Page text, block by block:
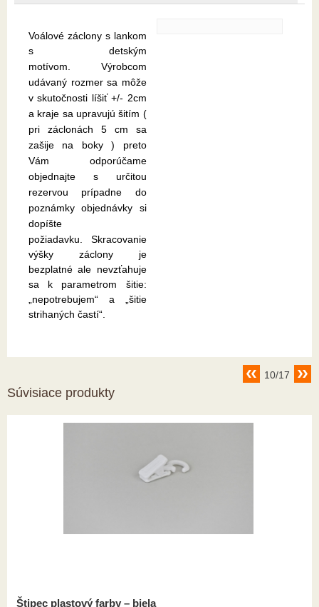
Voálové záclony s lankom
s detským
motívom.
Výrobcom
udávaný rozmer sa môže
v skutočnosti líšiť +/- 2cm
a kraje sa upravujú šitím (
pri záclonách 5 cm sa
zašije na boky ) preto
Vám odporúčame
objednajte s určitou
rezervou prípadne do
poznámky objednávky si
dopíšte
požiadavku. Skracovanie
výšky záclony je
bezplatné ale nevzťahuje
sa k parametrom šitie:
„nepotrebujem“ a „šitie
strihaných častí“.
10/17
Súvisiace produkty
Štipec plastový farby – biela